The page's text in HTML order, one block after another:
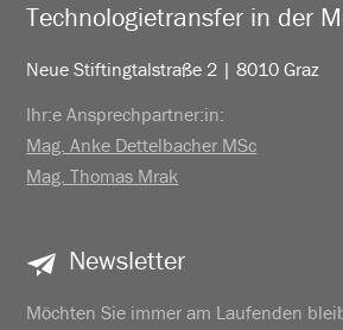
Technologietransfer in der
Neue Stiftingtalstraße 2 | 8010 Graz
Ihr:e Ansprechpartner:in:
Mag. Anke Dettelbacher MSc
Mag. Thomas Mrak
Newsletter
Möchten Sie immer am Laufenden